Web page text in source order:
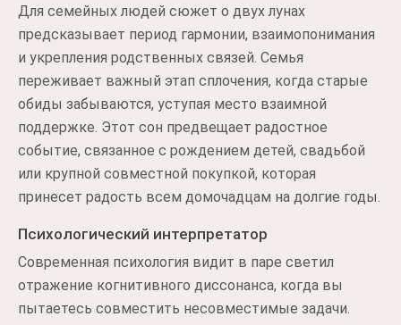
Для семейных людей сюжет о двух лунах
предсказывает период гармонии, взаимопонимания
и укрепления родственных связей. Семья
переживает важный этап сплочения, когда старые
обиды забываются, уступая место взаимной
поддержке. Этот сон предвещает радостное
событие, связанное с рождением детей, свадьбой
или крупной совместной покупкой, которая
принесет радость всем домочадцам на долгие годы.
Психологический интерпретатор
Современная психология видит в паре светил
отражение когнитивного диссонанса, когда вы
пытаетесь совместить несовместимые задачи.